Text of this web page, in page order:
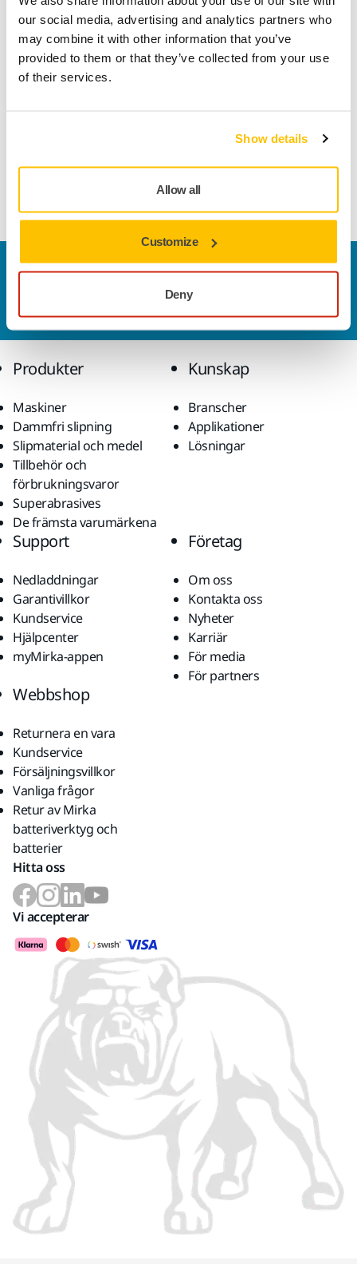
our social media, advertising and analytics partners who
may combine it with other information that you’ve
provided to them or that they’ve collected from your use
of their services.
Show details
Allow all
Customize
Deny
Produktinformation
Teknisk specifikation
Mirka sanding blocks in one place. The board is suitable for
how to assemble the plastic supports with velcro is
Kontakta oss
Kontakta oss
kundservice gärna dina frågor.
Produkter
Maskiner
Dammfri slipning
Slipmaterial och medel
Tillbehör och
förbrukningsvaror
Superabrasives
De främsta varumärkena
Kunskap
Branscher
Applikationer
Lösningar
Support
Nedladdningar
Garantivillkor
Kundservice
Hjälpcenter
myMirka-appen
Företag
Om oss
Kontakta oss
Nyheter
Karriär
För media
För partners
Webbshop
Returnera en vara
Kundservice
Försäljningsvillkor
Vanliga frågor
Retur av Mirka
batteriverktyg och
batterier
Hitta oss
Vi accepterar